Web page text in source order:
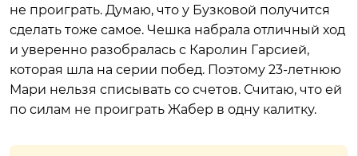
не проиграть. Думаю, что у Бузковой получится
сделать тоже самое. Чешка набрала отличный ход
и уверенно разобралась с Каролин Гарсией,
которая шла на серии побед. Поэтому 23-летнюю
Мари нельзя списывать со счетов. Считаю, что ей
по силам не проиграть Жабер в одну калитку.